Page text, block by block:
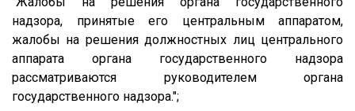
надзора, принятые его центральным аппаратом,
жалобы на решения должностных лиц центрального
аппарата органа государственного надзора
рассматриваются руководителем органа
государственного надзора.";